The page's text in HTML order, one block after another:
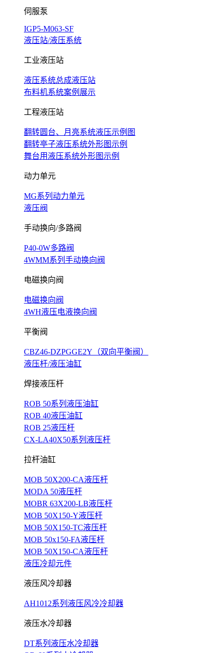
伺服泵
IGP5-M063-SF
液压站/液压系统
工业液压站
液压系统总成液压站
布料机系统案例展示
工程液压站
翻转圆台、月亮系统液压示例图
翻转亭子液压系统外形图示例
舞台用液压系统外形图示例
动力单元
MG系列动力单元
液压阀
手动换向/多路阀
P40-0W多路阀
4WMM系列手动换向阀
电磁换向阀
电磁换向阀
4WH液压电液换向阀
平衡阀
CBZ46-DZPGGE2Y（双向平衡阀）
液压杆/液压油缸
焊接液压杆
ROB 50系列液压油缸
ROB 40液压油缸
ROB 25液压杆
CX-LA40X50系列液压杆
拉杆油缸
MOB 50X200-CA液压杆
MODA 50液压杆
MOBR 63X200-LB液压杆
MOB 50X150-Y液压杆
MOB 50X150-TC液压杆
MOB 50x150-FA液压杆
MOB 50X150-CA液压杆
液压冷却元件
液压风冷却器
AH1012系列液压风冷冷却器
液压水冷却器
DT系列液压水冷却器